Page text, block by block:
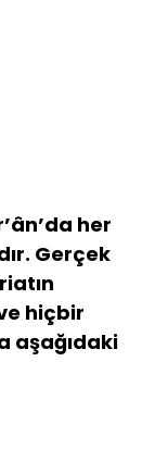
her
Gerçek
hiçbir
aşağı­daki